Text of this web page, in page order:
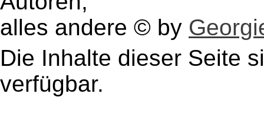
alles andere © by
Die Inhalte dieser Seite
verfügbar.